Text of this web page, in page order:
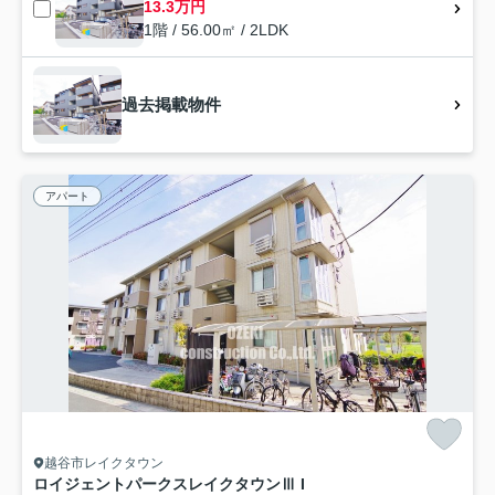
13.3万円
1階 / 56.00㎡ / 2LDK
過去掲載物件
アパート
越谷市レイクタウン
ロイジェントパークスレイクタウンⅢ I